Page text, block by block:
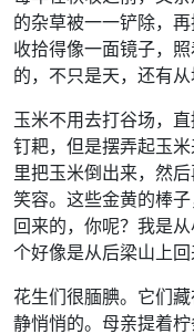
的杂草被一一铲除，
收拾得像一面镜子，
的，不只是天，还有
玉米不用去打谷场，
钉耙，但是摆弄起玉
里把玉米倒出来，然
笑容。这些金黄的棒
回来的，你呢？我是
个好像是从后梁山上回
花生们很腼腆。它们
静悄悄的。母亲提着